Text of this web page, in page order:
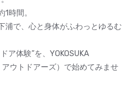
時間。
浦で、心と身体がふわっとゆるむ
ア体験”を、YOKOSUKA
アウトドアーズ）で始めてみませ